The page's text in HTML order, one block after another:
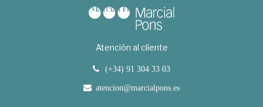
Atención al cliente
(+34) 91 304 33 03
atencion@marcialpons.es